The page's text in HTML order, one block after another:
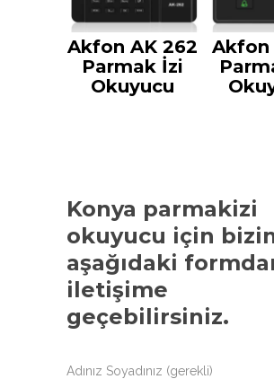
Akfon AK 262
Parmak İzi
Okuyucu
Akfon
Konya parmakizi
okuyucu için
aşağıdaki
iletişime
geçebilirsiniz.
Adınız Soyadınız (gerekli)